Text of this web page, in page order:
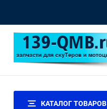
КАТАЛОГ ТОВАРОВ